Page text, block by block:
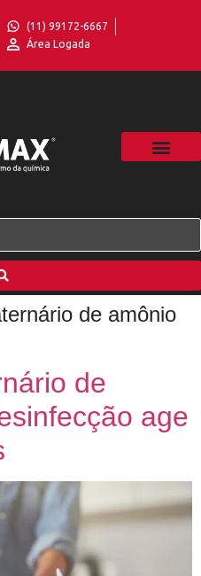
(11) 99172-6667
Área Logada
de amônio
de
age